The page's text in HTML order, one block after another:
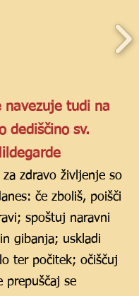
navezuje tudi na
dediščino sv.
za zdravo življenje so
če zboliš, poišči
spoštuj naravni
gibanja; uskladi
ter počitek; očiščuj
prepuščaj se